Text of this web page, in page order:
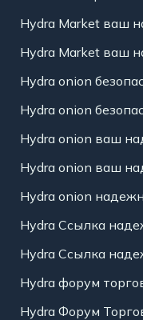
Hydra Market ваш
Hydra Market ваш
Hydra onion
Hydra onion
Hydra onion ваш
Hydra onion ваш
Hydra onion
Hydra Ссылка
Hydra Ссылка
Hydra форум
Hydra Форум